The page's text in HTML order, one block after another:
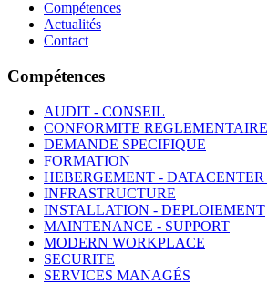
Compétences
Actualités
Contact
Compétences
AUDIT - CONSEIL
CONFORMITE REGLEMENTAIRE
DEMANDE SPECIFIQUE
FORMATION
HEBERGEMENT -
INFRASTRUCTURE
INSTALLATION - DEPLOIEMENT
MAINTENANCE - SUPPORT
MODERN WORKPLACE
SECURITE
SERVICES MANAGÉS